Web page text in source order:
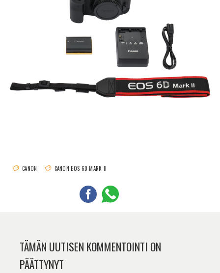
CANON CANON EOS 6D MARK II
TÄMÄN UUTISEN KOMMENTOINTI ON
PÄÄTTYNYT